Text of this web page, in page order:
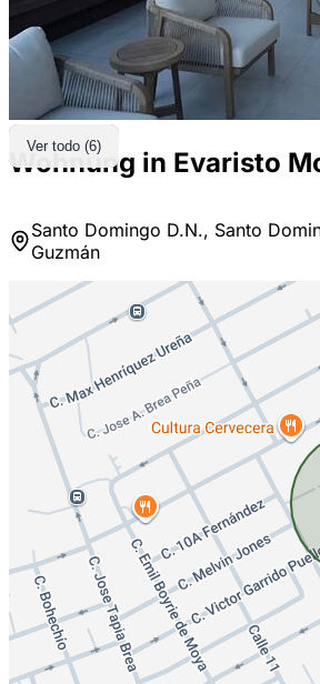
Ver todo (6)
Wohnung in Evaristo
Santo Domingo D.N., Santo
Guzmán